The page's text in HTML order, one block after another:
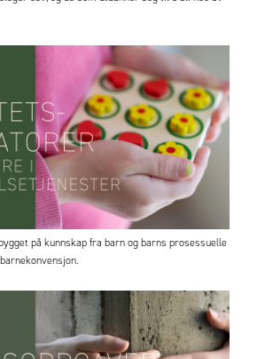
på kunnskap fra barn og barns prosessuelle